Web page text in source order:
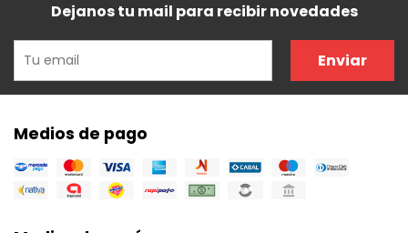
Dejanos tu mail para recibir novedades
Enviar
Medios de pago